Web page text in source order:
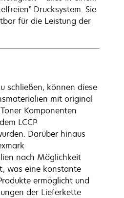
Drucksystem. Sie
für die Leistung der
schließen, können diese
mit original
Komponenten
LCCP
Darüber hinaus
nach Möglichkeit
was eine konstante
ermöglicht und
der Lieferkette